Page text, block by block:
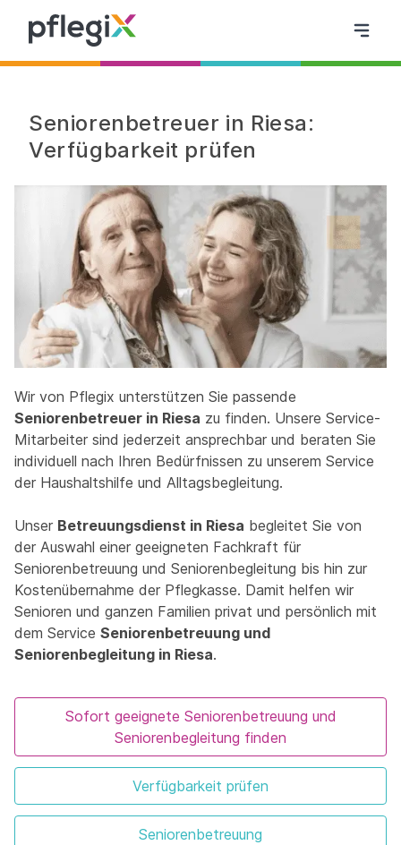
Seniorenbetreuer in Riesa:
Verfügbarkeit prüfen
Wir von Pflegix unterstützen Sie passende
Seniorenbetreuer in Riesa zu finden. Unsere Service-
Mitarbeiter sind jederzeit ansprechbar und beraten Sie
individuell nach Ihren Bedürfnissen zu unserem Service
der Haushaltshilfe und Alltagsbegleitung.
Unser Betreuungsdienst in Riesa begleitet Sie von
der Auswahl einer geeigneten Fachkraft für
Seniorenbetreuung und Seniorenbegleitung bis hin zur
Kostenübernahme der Pflegkasse. Damit helfen wir
Senioren und ganzen Familien privat und persönlich mit
dem Service Seniorenbetreuung und
Seniorenbegleitung in Riesa.
Sofort geeignete Seniorenbetreuung und
Seniorenbegleitung finden
Verfügbarkeit prüfen
Seniorenbetreuung